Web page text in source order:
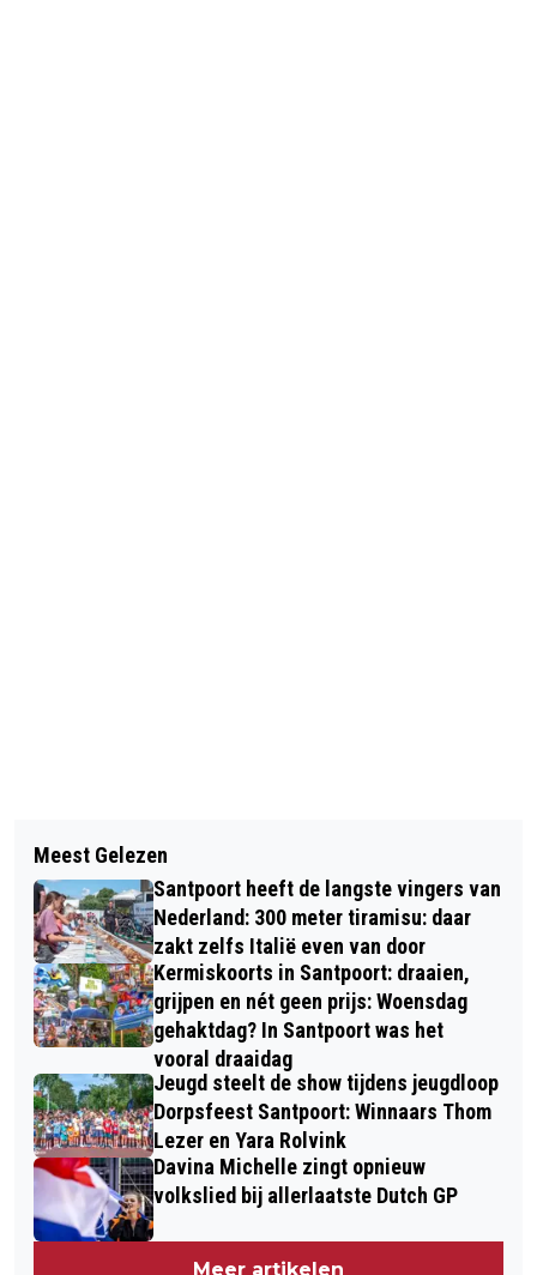
VERHAAL VAN DE DAG: 45 JAAR
SMURFENGEKTE
ALGEHEEL VUURWERKVERBOD IN
HAARLEM, HEEMSTEDE,
BLOEMENDAAL EN NOG 9 ANDERE
GEMEENTEN
Meest Gelezen
Santpoort heeft de langste vingers van
Nederland: 300 meter tiramisu: daar
zakt zelfs Italië even van door
Kermiskoorts in Santpoort: draaien,
grijpen en nét geen prijs: Woensdag
gehaktdag? In Santpoort was het
vooral draaidag
Jeugd steelt de show tijdens jeugdloop
Dorpsfeest Santpoort: Winnaars Thom
Lezer en Yara Rolvink
Davina Michelle zingt opnieuw
volkslied bij allerlaatste Dutch GP
Meer artikelen